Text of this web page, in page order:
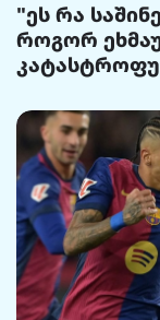
"ეს რა
როგორ